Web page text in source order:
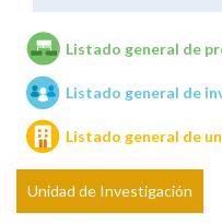
Unidades de
Listado general de
Listado general de
Listado general de
Unidad de Investigación